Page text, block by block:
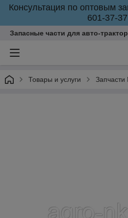
Консультация по оптовым
601-37-
Запасные части для авто-
Товары и услуги